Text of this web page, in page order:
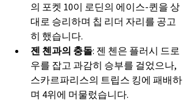
의 포켓 10이 로딘의 에이스-퀸을 상
대로 승리하며 칩 리더 자리를 공고
히 했습니다.
젠 첸과의 충돌: 젠 첸은 플러시 드로
우를 잡고 과감히 승부를 걸었으나,
스카르파리스의 트립스 킹에 패배하
며 4위에 머물렀습니다.